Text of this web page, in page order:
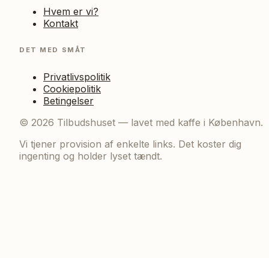
Hvem er vi?
Kontakt
DET MED SMÅT
Privatlivspolitik
Cookiepolitik
Betingelser
© 2026 Tilbudshuset — lavet med kaffe i København.
Vi tjener provision af enkelte links. Det koster dig
ingenting og holder lyset tændt.